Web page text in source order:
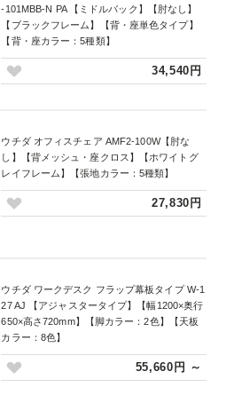
-101MBB-N PA 【ミドルバック】【肘なし】
【ブラックフレーム】【背・座単色タイプ】
【背・座カラー：5種類】
34,540円
ウチダ オフィスチェア AMF2-100W【肘な
し】【背メッシュ・座クロス】【ホワイトグ
レイフレーム】【張地カラー：5種類】
27,830円
ウチダ ワークデスク フラップ幕板タイプ W-1
27 AJ 【アジャスタータイプ】【幅1200×奥行
650×高さ720mm】【脚カラー：2色】【天板
カラー：8色】
55,660円 ～